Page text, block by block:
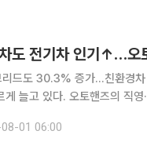
도 전기차 인기↑…오
30.3% 증가…친환경차 비중 23.2% 중고차 시장에서
게 늘고 있다. 오토핸즈의 직
자가 늘고 다양한 모델이 유입
01 06:00